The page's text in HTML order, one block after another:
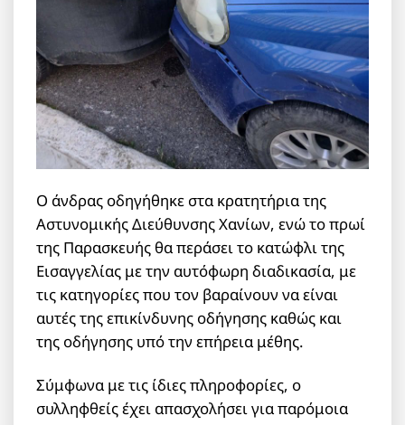
Ο άνδρας οδηγήθηκε στα κρατητήρια της
Αστυνομικής Διεύθυνσης Χανίων, ενώ το πρωί
της Παρασκευής θα περάσει το κατώφλι της
Εισαγγελίας με την αυτόφωρη διαδικασία, με
τις κατηγορίες που τον βαραίνουν να είναι
αυτές της επικίνδυνης οδήγησης καθώς και
της οδήγησης υπό την επήρεια μέθης.
Σύμφωνα με τις ίδιες πληροφορίες, ο
συλληφθείς έχει απασχολήσει για παρόμοια